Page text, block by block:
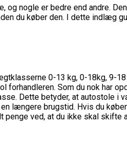
nogle er bedre end andre.
du køber den. I dette indlæg
0-13 kg, 0-18kg, 9-18
forhandleren. Som du nok har
Dette betyder, at autostole i
længere brugstid. Hvis du
ved, at du ikke skal skifte